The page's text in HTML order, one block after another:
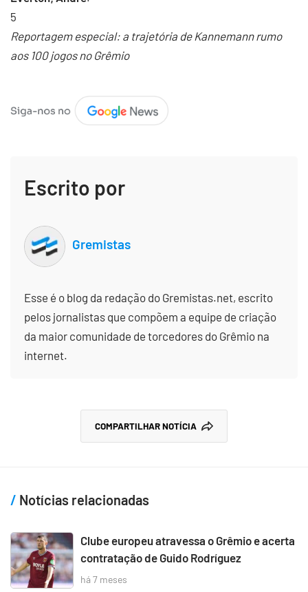
5
Reportagem especial: a trajetória de Kannemann rumo
aos 100 jogos no Grêmio
Escrito por
Gremistas
Esse é o blog da redação do Gremistas.net, escrito
pelos jornalistas que compõem a equipe de criação
da maior comunidade de torcedores do Grêmio na
internet.
COMPARTILHAR NOTÍCIA
Notícias relacionadas
Clube europeu atravessa o Grêmio e acerta
contratação de Guido Rodríguez
há 7 meses